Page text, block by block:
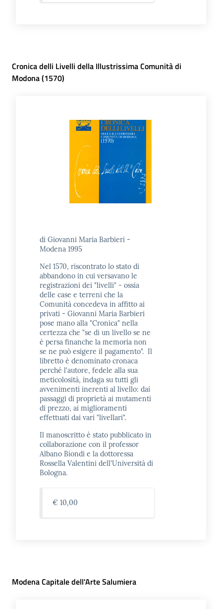
FAQ
Cronica delli Livelli della Illustrissima Comunità di
Modona (1570)
di Giovanni Maria Barbieri -
Modena 1995
Nel 1570, riscontrato lo stato di
abbandono in cui versavano le
registrazioni dei "livelli" - ossia
delle case e terreni che la
Comunità concedeva in affitto ai
privati - Giovanni Maria Barbieri
pose mano alla "Cronica" nella
certezza che "se di un livello se ne
è persa finanche la memoria non
se ne può esigere il pagamento". Il
libretto è denominato cronaca
perché l'autore, fedele alla sua
meticolosità, indaga su tutti gli
avvenimenti inerenti al livello: dai
passaggi di proprietà ai mutamenti
di prezzo, ai miglioramenti
effettuati dai vari "livellari".
Il manoscritto è stato pubblicato in
collaborazione con il professor
Albano Biondi e la dottoressa
Rossella Valentini dell'Università di
Bologna.
€ 10,00
Modena Capitale dell'Arte Salumiera